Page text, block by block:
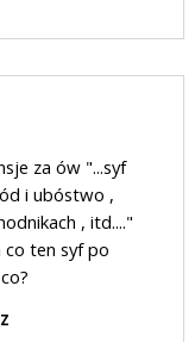
za ów "...syf
i ubóstwo ,
, itd...."
ten syf po